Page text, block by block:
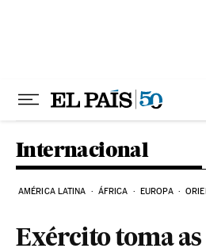
Internacional
AMÉRICA LATINA ÁFRICA EUROPA
Exército toma